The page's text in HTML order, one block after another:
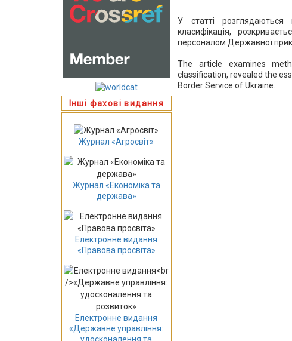
Інші фахові видання
Журнал «Агросвіт»
Журнал «Економіка та
держава»
Електронне видання
«Правова просвіта»
Електронне видання
«Державне управління:
У статті розглядаються
класифікація,
персоналом Державної
The article examines
classification, revealed the
Border Service of Ukraine.